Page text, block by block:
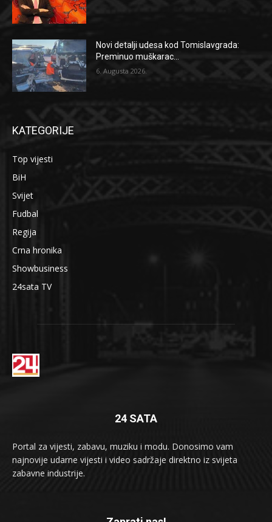
Novi detalji udesa kod Tomislavgrada:
Preminuo muškarac...
6. Augusta 2026.
KATEGORIJE
Top vijesti
BiH
Svijet
Fudbal
Regija
Crna hronika
Showbusiness
24sata TV
24 SATA
Portal za vijesti, zabavu, muziku i modu. Donosimo vam
najnovije udarne vijesti i video sadržaje direktno iz svijeta
zabavne industrije.